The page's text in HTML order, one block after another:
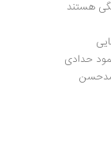
نگاهی به درآمدی پیشرفته بر جامعه دیجیتال | محمدحسن